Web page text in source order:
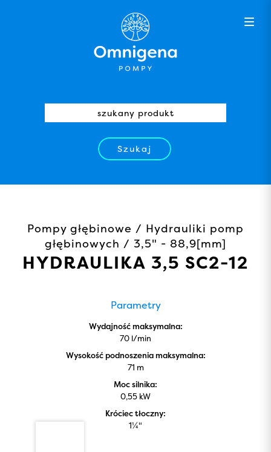
Szukaj
Pompy głębinowe / Hydrauliki pomp
głębinowych / 3,5" - 88,9[mm]
HYDRAULIKA 3,5 SC2-12
Parametry
Wydajność maksymalna:
70 l/min
Wysokość podnoszenia maksymalna:
71 m
Moc silnika:
0,55 kW
Króciec tłoczny:
1¼"